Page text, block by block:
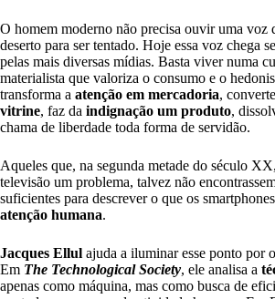
O homem moderno não precisa ouvir uma voz
deserto para ser tentado. Hoje essa voz chega
pelas mais diversas mídias. Basta viver numa
materialista que valoriza o consumo e o
transforma a atenção em mercadoria,
vitrine, faz da indignação um produto,
chama de liberdade toda forma de servidão.
Aqueles que, na segunda metade do século
televisão um problema, talvez não
suficientes para descrever o que os
atenção humana.
Jacques Ellul ajuda a iluminar esse ponto por
Em The Technological Society, ele analisa a
apenas como máquina, mas como busca de